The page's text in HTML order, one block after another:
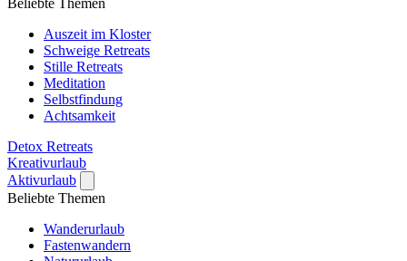
Beliebte Themen
Auszeit im Kloster
Schweige Retreats
Stille Retreats
Meditation
Selbstfindung
Achtsamkeit
Detox Retreats
Kreativurlaub
Aktivurlaub
Beliebte Themen
Wanderurlaub
Fastenwandern